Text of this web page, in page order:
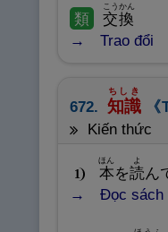
類 交換
こうかん
Trao đổi
672. 知識
ちしき
kiến thức
1 本
ほん
を読
よ
ん
Đọc sách